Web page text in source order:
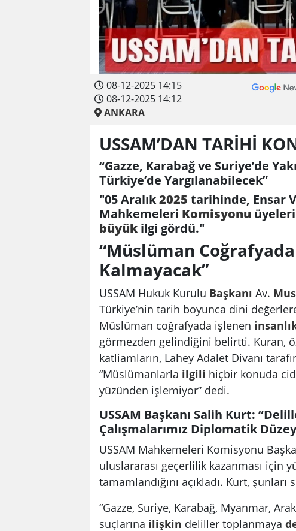
08-12-2025 14:15
08-12-2025 14:12
ANKARA
USSAM’DAN TARİHİ
“Gazze, Karabağ ve Suriye’de
Türkiye’de Yargılanabilecek”
"05 Aralık2025 tarihinde, Ensar
Mahkemeleri Komisyonu
büyük ilgi gördü."
“Müslüman
Kalmayacak”
USSAM Hukuk Kurulu Başkanı Av.
Türkiye’nin tarih boyunca dini
Müslüman coğrafyada işlenen
görmezden gelindiğini belirtti. Kuran,
katliamların, Lahey Adalet Divanı
“Müslümanlarla ilgili hiçbir konuda
yüzünden işlemiyor” dedi.
USSAM Başkanı Salih Kurt:
Çalışmalarımız Diplomatik
USSAM Mahkemeleri Komisyonu
uluslararası geçerlilik kazanması için
tamamlandığını açıkladı. Kurt, şunları
“Gazze, Suriye, Karabağ, Myanmar,
suçlarına ilişkin deliller toplanmaya